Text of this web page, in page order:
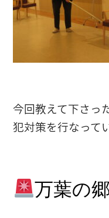
今回教えて下さっ
犯対策を行なって
万葉の郷